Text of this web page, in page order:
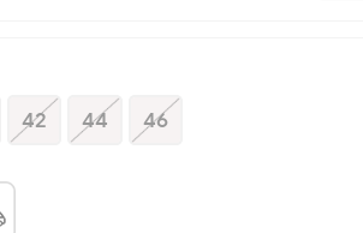
42 44 46